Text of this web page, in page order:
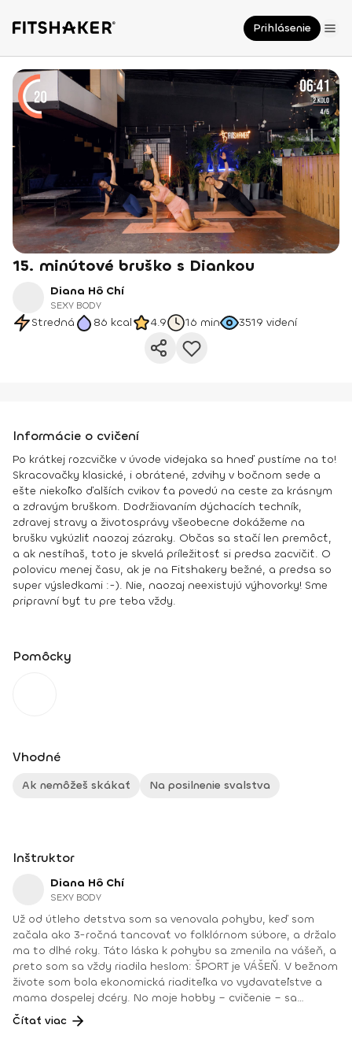
Prihlásenie
15. minútové bruško s Diankou
Diana Hô Chí
SEXY BODY
Stredná 86 kcal 4.9 16 min 3519 videní
Informácie o cvičení
Po krátkej rozcvičke v úvode videjaka sa hneď pustíme na to!
Skracovačky klasické, i obrátené, zdvihy v bočnom sede a
ešte niekoľko ďalších cvikov ťa povedú na ceste za krásnym
a zdravým bruškom. Dodržiavaním dýchacích techník,
zdravej stravy a životosprávy všeobecne dokážeme na
brušku vykúzliť naozaj zázraky. Občas sa stačí len premôcť,
a ak nestíhaš, toto je skvelá príležitosť si predsa zacvičiť. O
polovicu menej času, ak je na Fitshakery bežné, a predsa so
super výsledkami :-). Nie, naozaj neexistujú výhovorky! Sme
pripravní byť tu pre teba vždy.
Pomôcky
Vhodné
Ak nemôžeš skákať Na posilnenie svalstva
Inštruktor
Diana Hô Chí
SEXY BODY
Už od útleho detstva som sa venovala pohybu, keď som
začala ako 3-ročná tancovať vo folklórnom súbore, a držalo
ma to dlhé roky. Táto láska k pohybu sa zmenila na vášeň, a
preto som sa vždy riadila heslom: ŠPORT je VÁŠEŇ. V bežnom
živote som bola ekonomická riaditeľka vo vydavateľstve a
mama dospelej dcéry. No moje hobby – cvičenie – sa
dostávalo do popredia už dlhé roky. Takmer dennodenne
som viedla skupinové tréningy a pre svojich klientov som
Čítať viac